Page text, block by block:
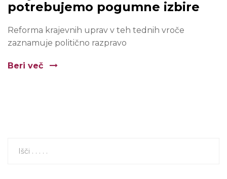
potrebujemo pogumne izbire
Reforma krajevnih uprav v teh tednih vroče
zaznamuje politično razpravo
Beri več